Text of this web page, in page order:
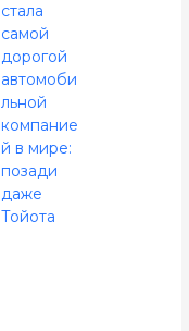
стала
самой
дорогой
автомоби
льной
компание
й в мире:
позади
даже
Тойота